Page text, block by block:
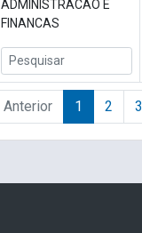
ADMINISTRACAO E
FINANCAS
Anterior 1 2 3